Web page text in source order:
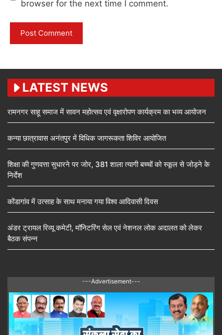
browser for the next time I comment.
LATEST NEWS
रामनगर साहू समाज में सावन महोत्सव एवं वृक्षारोपण कार्यक्रम का भव्य आयोजन
कन्या छात्रावास अनंतपुर में विधिक जागरूकता शिविर आयोजित
शिक्षा की गुणवत्ता सुधारने पर जोर, 381 शाला त्यागी बच्चों को स्कूल से जोड़ने के
निर्देश
कोंडागांव में उत्साह के साथ मनाया गया विश्व आदिवासी दिवस
अंडर ट्रायल रिव्यू कमेटी, मॉनिटरिंग सेल एवं नेशनल लोक अदालत को लेकर
बैठक संपन्न
---Advertisement---